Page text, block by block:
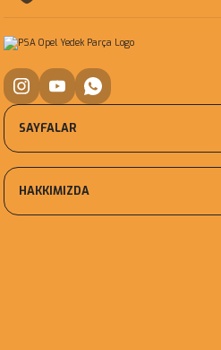
SAYFALAR
HAKKIMIZDA